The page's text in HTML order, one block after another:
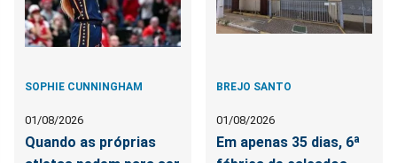
SOPHIE CUNNINGHAM
01/08/2026
Quando as próprias
BREJO SANTO
01/08/2026
Em apenas 35 dias, 6ª